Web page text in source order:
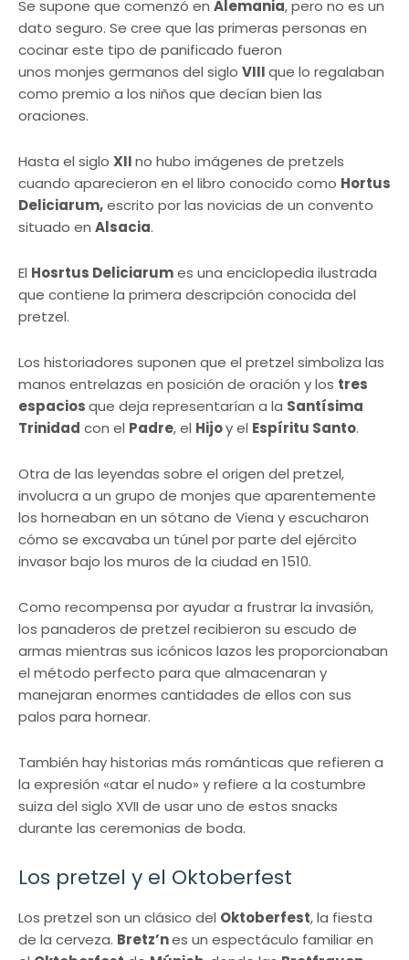
Se supone que comenzó en Alemania, pero no es un
dato seguro. Se cree que las primeras personas en
cocinar este tipo de panificado fueron
unos monjes germanos del siglo VIIIque lo regalaban
como premio a los niños que decían bien las
oraciones.
Hasta el siglo XIIno hubo imágenes de pretzels
cuando aparecieron en el libro conocido como Hortus
Deliciarum,escrito por las novicias de un convento
situado en Alsacia.
El Hosrtus Deliciarumes una enciclopedia ilustrada
que contiene la primera descripción conocida del
pretzel.
Los historiadores suponen que el pretzel simboliza las
manos entrelazas en posición de oración y los tres
espaciosque deja representarían a la Santísima
Trinidad con el Padre, el Hijoy el Espíritu Santo.
Otra de las leyendas sobre el origen del pretzel,
involucra a un grupo de monjes que aparentemente
los horneaban en un sótano de Viena y escucharon
cómo se excavaba un túnel por parte del ejército
invasor bajo los muros de la ciudad en 1510.
Como recompensa por ayudar a frustrar la invasión,
los panaderos de pretzel recibieron su escudo de
armas mientras sus icónicos lazos les proporcionaban
el método perfecto para que almacenaran y
manejaran enormes cantidades de ellos con sus
palos para hornear.
También hay historias más románticas que refieren a
la expresión «atar el nudo» y refiere a la costumbre
suiza del siglo XVII de usar uno de estos snacks
durante las ceremonias de boda.
Los pretzel y el Oktoberfest
Los pretzel son un clásico del Oktoberfest, la fiesta
de la cerveza. Bretz’nes un espectáculo familiar en